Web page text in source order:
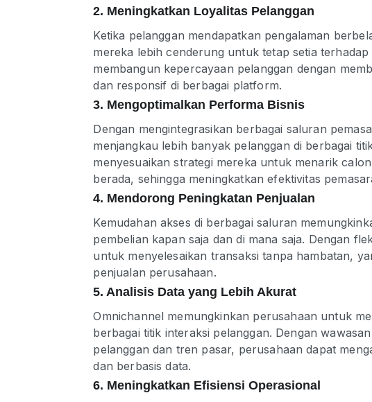
2. Meningkatkan Loyalitas Pelanggan
Ketika pelanggan mendapatkan pengalaman
mereka lebih cenderung untuk tetap setia
membangun kepercayaan pelanggan dengan
dan responsif di berbagai platform.
3. Mengoptimalkan Performa Bisnis
Dengan mengintegrasikan berbagai saluran
menjangkau lebih banyak pelanggan di berbagai
menyesuaikan strategi mereka untuk menarik
berada, sehingga meningkatkan efektivitas
4. Mendorong Peningkatan Penjualan
Kemudahan akses di berbagai saluran
pembelian kapan saja dan di mana saja. Dengan
untuk menyelesaikan transaksi tanpa hambatan,
penjualan perusahaan.
5. Analisis Data yang Lebih Akurat
Omnichannel memungkinkan perusahaan untuk
berbagai titik interaksi pelanggan. Dengan
pelanggan dan tren pasar, perusahaan dapat
dan berbasis data.
6. Meningkatkan Efisiensi Operasional